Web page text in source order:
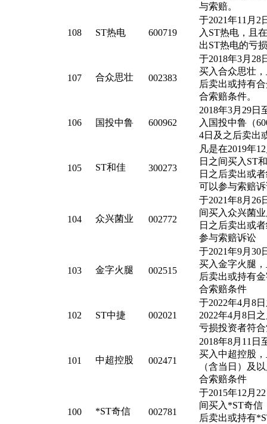
与索赔。
108 ST热电 600719
于2021年11月2
入ST热电，且
出ST热电的亏
107 合众思壮 002383
于2018年3月28
买入合众思壮
后卖出或持有
合索赔条件。
106 国投中鲁 600962
2018年3月29日
入国投中鲁（
4日及之后卖出
105 ST和佳 300273
凡是在2019年
日之间买入ST
日之后卖出或
可以参与索赔
104 众兴菌业 002772
于2021年8月26
间买入众兴菌
日之后卖出或
参与索赔诉讼
103 金字火腿 002515
于2021年9月30
买入金字火腿
后卖出或持有
合索赔条件
102 ST中捷 002021
于2022年4月8
2022年4月8日
亏损投资者符
101 中超控股 002471
2018年8月11日
买入中超控股
（含当日）及
合索赔条件
100 *ST奇信 002781
于2015年12月
间买入*ST奇信
后卖出或持有